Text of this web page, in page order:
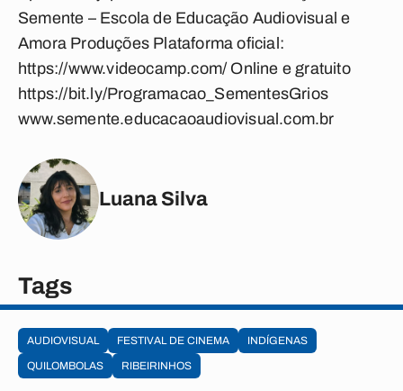
Semente – Escola de Educação Audiovisual e
Amora Produções Plataforma oficial:
https://www.videocamp.com/ Online e gratuito
https://bit.ly/Programacao_SementesGrios
www.semente.educacaoaudiovisual.com.br
Luana Silva
Tags
AUDIOVISUAL FESTIVAL DE CINEMA
INDÍGENAS
QUILOMBOLAS
RIBEIRINHOS